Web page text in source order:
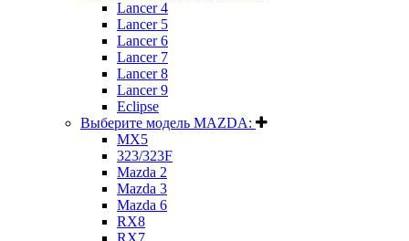
Lancer 4
Lancer 5
Lancer 6
Lancer 7
Lancer 8
Lancer 9
Eclipse
Выберите модель MAZDA:
MX5
323/323F
Mazda 2
Mazda 3
Mazda 6
RX8
RX7